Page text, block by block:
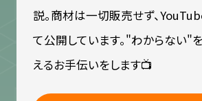
説。商材は一切販売せず、
て公開しています。"わからない"
えるお手伝いをします📺